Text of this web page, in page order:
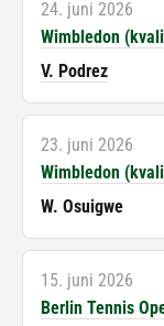
24. juni 2026
Wimbledon
V. Podrez
23. juni 2026
Wimbledon
W. Osuigwe
15. juni 2026
Berlin Tennis